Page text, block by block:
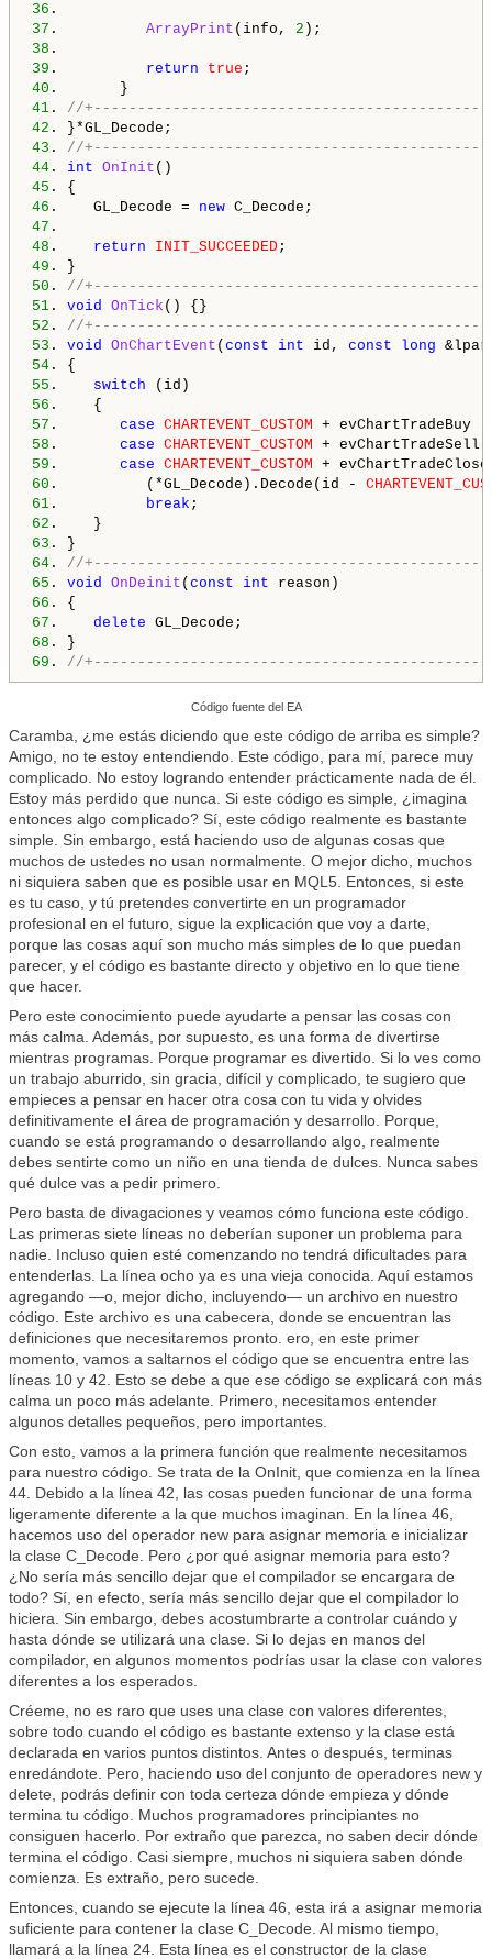
36
37 . ArrayPrint (info, 2
38
39 . return true
40
41 . //
42
43 . //
44 . int OnInit
45
46 .    GL_Decode = new
47
48 . return INIT_SUCCEEDED
49
50 . //
51 . void OnTick
52 . //
53 . void OnChartEvent ( const int id, const long
54
55 . switch
56
57 . case CHARTEVENT_CUSTOM
58 . case CHARTEVENT_CUSTOM
59 . case CHARTEVENT_CUSTOM
60 .          (*GL_Decode).Decode(id -
61 . break
62
63
64 . //
65 . void OnDeinit ( const int
66
67 . delete
68
69 . //
Código fuente del EA
Caramba, ¿me estás diciendo que este código de arriba es simple?
Amigo, no te estoy entendiendo. Este código, para mí, parece muy
complicado. No estoy logrando entender prácticamente nada de él.
Estoy más perdido que nunca. Si este código es simple, ¿imagina
entonces algo complicado? Sí, este código realmente es bastante
simple. Sin embargo, está haciendo uso de algunas cosas que
muchos de ustedes no usan normalmente. O mejor dicho, muchos
ni siquiera saben que es posible usar en MQL5. Entonces, si este
es tu caso, y tú pretendes convertirte en un programador
profesional en el futuro, sigue la explicación que voy a darte,
porque las cosas aquí son mucho más simples de lo que puedan
parecer, y el código es bastante directo y objetivo en lo que tiene
que hacer.
Pero este conocimiento puede ayudarte a pensar las cosas con
más calma. Además, por supuesto, es una forma de divertirse
mientras programas. Porque programar es divertido. Si lo ves como
un trabajo aburrido, sin gracia, difícil y complicado, te sugiero que
empieces a pensar en hacer otra cosa con tu vida y olvides
definitivamente el área de programación y desarrollo. Porque,
cuando se está programando o desarrollando algo, realmente
debes sentirte como un niño en una tienda de dulces. Nunca sabes
qué dulce vas a pedir primero.
Pero basta de divagaciones y veamos cómo funciona este código.
Las primeras siete líneas no deberían suponer un problema para
nadie. Incluso quien esté comenzando no tendrá dificultades para
entenderlas. La línea ocho ya es una vieja conocida. Aquí estamos
agregando —o, mejor dicho, incluyendo— un archivo en nuestro
código. Este archivo es una cabecera, donde se encuentran las
definiciones que necesitaremos pronto. ero, en este primer
momento, vamos a saltarnos el código que se encuentra entre las
líneas 10 y 42. Esto se debe a que ese código se explicará con más
calma un poco más adelante. Primero, necesitamos entender
algunos detalles pequeños, pero importantes.
Con esto, vamos a la primera función que realmente necesitamos
para nuestro código. Se trata de la OnInit, que comienza en la línea
44. Debido a la línea 42, las cosas pueden funcionar de una forma
ligeramente diferente a la que muchos imaginan. En la línea 46,
hacemos uso del operador new para asignar memoria e inicializar
la clase C_Decode. Pero ¿por qué asignar memoria para esto?
¿No sería más sencillo dejar que el compilador se encargara de
todo? Sí, en efecto, sería más sencillo dejar que el compilador lo
hiciera. Sin embargo, debes acostumbrarte a controlar cuándo y
hasta dónde se utilizará una clase. Si lo dejas en manos del
compilador, en algunos momentos podrías usar la clase con valores
diferentes a los esperados.
Créeme, no es raro que uses una clase con valores diferentes,
sobre todo cuando el código es bastante extenso y la clase está
declarada en varios puntos distintos. Antes o después, terminas
enredándote. Pero, haciendo uso del conjunto de operadores new y
delete, podrás definir con toda certeza dónde empieza y dónde
termina tu código. Muchos programadores principiantes no
consiguen hacerlo. Por extraño que parezca, no saben decir dónde
termina el código. Casi siempre, muchos ni siquiera saben dónde
comienza. Es extraño, pero sucede.
Entonces, cuando se ejecute la línea 46, esta irá a asignar memoria
suficiente para contener la clase C_Decode. Al mismo tiempo,
llamará a la línea 24. Esta línea es el constructor de la clase